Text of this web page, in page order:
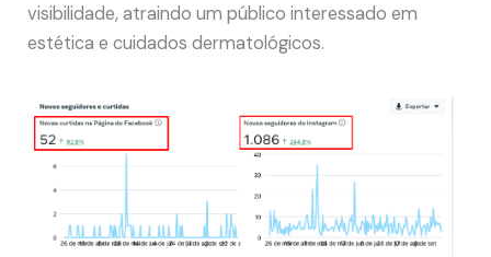
visibilidade, atraindo um público interessado em
estética e cuidados dermatológicos.